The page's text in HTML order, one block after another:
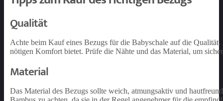
Qualität
Achte beim Kauf eines Bezugs für die Babyschale auf die
nötigen Komfort bietet. Prüfe die Nähte und das Material, um
Material
Das Material des Bezugs sollte weich, atmungsaktiv und